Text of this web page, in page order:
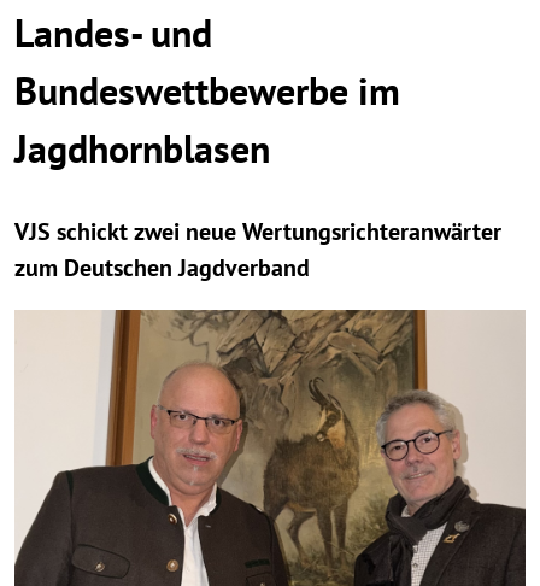
Landes- und
Bundeswettbewerbe im
Jagdhornblasen
VJS schickt zwei neue Wertungsrichteranwärter
zum Deutschen Jagdverband